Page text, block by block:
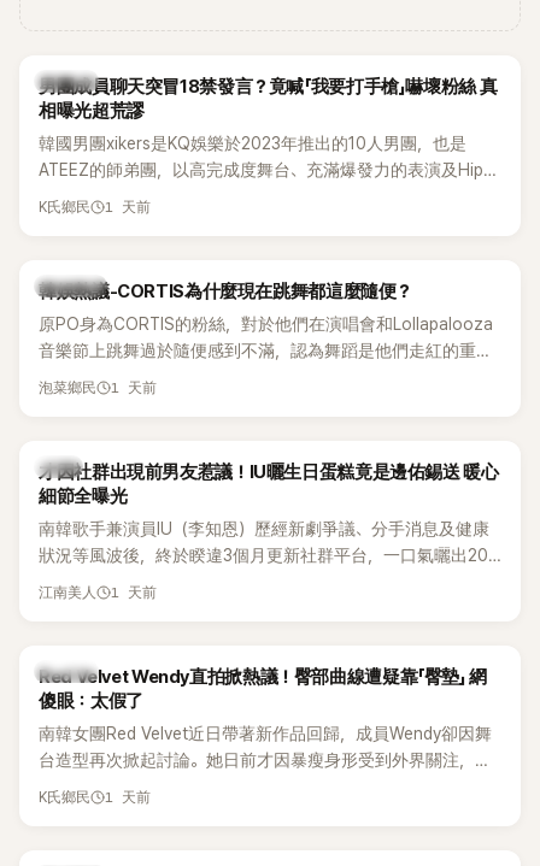
K-POP
男團成員聊天突冒18禁發言？竟喊「我要打手槍」嚇壞粉絲 真
相曝光超荒謬
韓國男團xikers是KQ娛樂於2023年推出的10人男團，也是
ATEEZ的師弟團，以高完成度舞台、充滿爆發力的表演及Hip-
Hop風格聞名，出道後迅速累積大批海內外粉絲，近年也陸續
K氏鄉民 1 天前
熱議討論
韓娛熱議-CORTIS為什麼現在跳舞都這麼隨便？
原PO身為CORTIS的粉絲，對於他們在演唱會和Lollapalooza
音樂節上跳舞過於隨便感到不滿，認為舞蹈是他們走紅的重要
原因，希望他們能更認真地表演。
泡菜鄉民 1 天前
韓星
才因社群出現前男友惹議！IU曬生日蛋糕竟是邊佑錫送 暖心
細節全曝光
南韓歌手兼演員IU（李知恩）歷經新劇爭議、分手消息及健康
狀況等風波後，終於睽違3個月更新社群平台，一口氣曬出20
張近況照，讓大批粉絲又驚又喜。其中，一張生日蛋糕照意外
江南美人 1 天前
K-POP
Red Velvet Wendy直拍掀熱議！臀部曲線遭疑靠「臀墊」 網
傻眼：太假了
南韓女團Red Velvet近日帶著新作品回歸，成員Wendy卻因舞
台造型再次掀起討論。她日前才因暴瘦身形受到外界關注，又
被質疑在舞台上使用臀墊，如今最新打歌舞台曝光後，再度因
K氏鄉民 1 天前